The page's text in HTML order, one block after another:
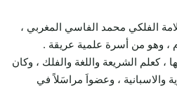
الفلكي محمد الفاسي المغربي ،
، كعلم الشريعة واللغة والفلك ، وكان
والاسبانية ، وعضواَ مراسَلاً في